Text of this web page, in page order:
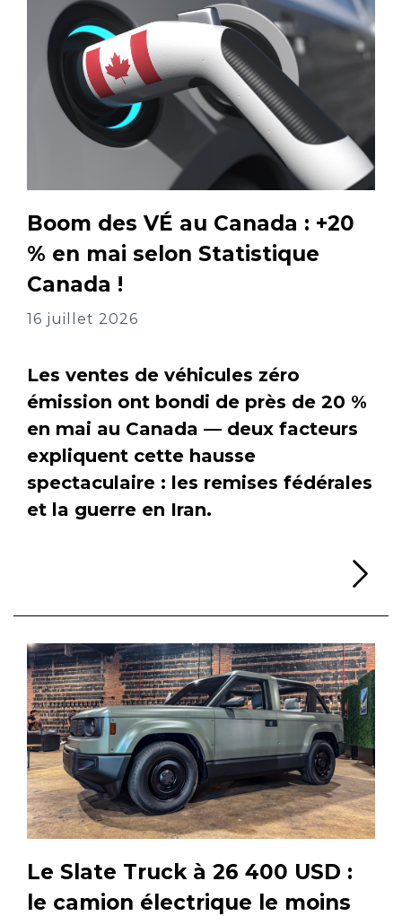
Boom des VÉ au Canada : +20
% en mai selon Statistique
Canada !
16 juillet 2026
Les ventes de véhicules zéro
émission ont bondi de près de 20 %
en mai au Canada — deux facteurs
expliquent cette hausse
spectaculaire : les remises fédérales
et la guerre en Iran.
Le Slate Truck à 26 400 USD :
le camion électrique le moins